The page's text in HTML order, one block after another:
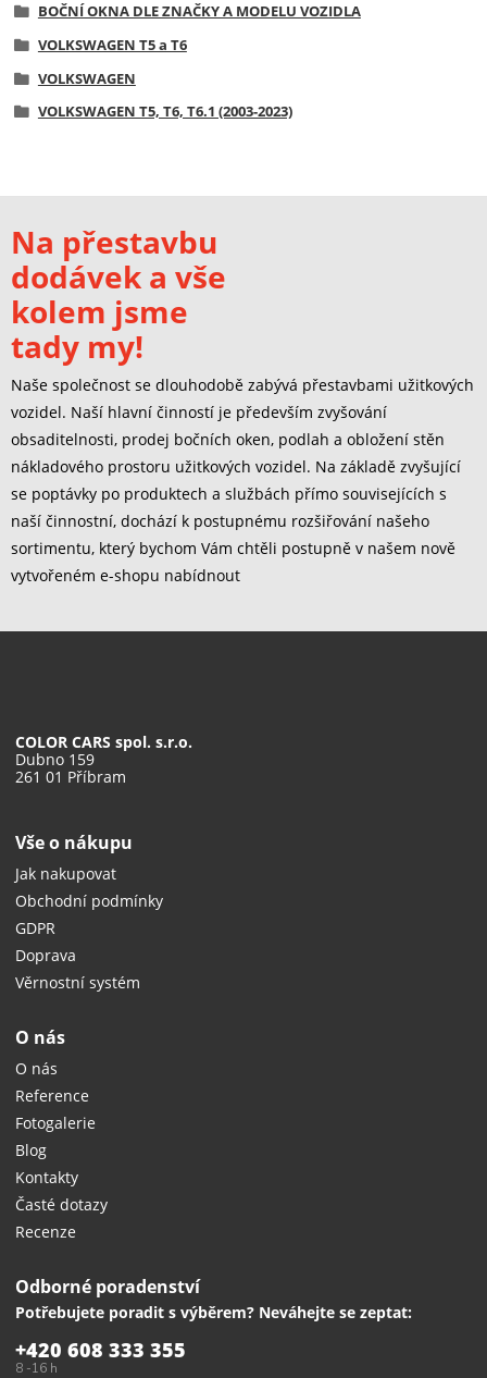
BOČNÍ OKNA DLE ZNAČKY A MODELU VOZIDLA
VOLKSWAGEN T5 a T6
VOLKSWAGEN
VOLKSWAGEN T5, T6, T6.1 (2003-2023)
Na přestavbu
dodávek a vše
kolem jsme
tady my!
Naše společnost se dlouhodobě zabývá přestavbami užitkových
vozidel. Naší hlavní činností je především zvyšování
obsaditelnosti, prodej bočních oken, podlah a obložení stěn
nákladového prostoru užitkových vozidel. Na základě zvyšující
se poptávky po produktech a službách přímo souvisejících s
naší činnostní, dochází k postupnému rozšiřování našeho
sortimentu, který bychom Vám chtěli postupně v našem nově
vytvořeném e-shopu nabídnout
COLOR CARS spol. s.r.o.
Dubno 159
261 01 Příbram
Vše o nákupu
Jak nakupovat
Obchodní podmínky
GDPR
Doprava
Věrnostní systém
O nás
O nás
Reference
Fotogalerie
Blog
Kontakty
Časté dotazy
Recenze
Odborné poradenství
Potřebujete poradit s výběrem? Neváhejte se zeptat:
+420 608 333 355
8 -16 h